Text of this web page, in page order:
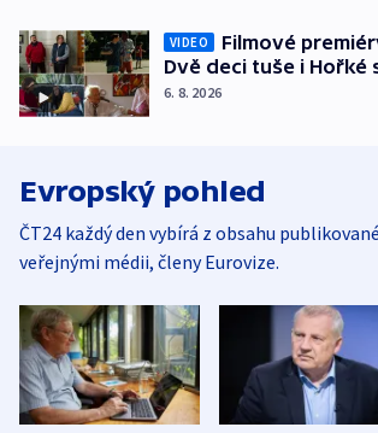
VIDEO
Filmové
Dvě deci tuše i Hořké
6. 8. 2026
Evropský pohled
ČT24 každý den vybírá z obsahu
veřejnými médii, členy Eurovize.